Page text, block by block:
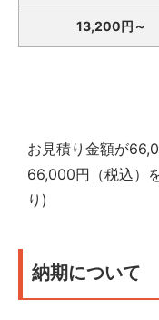
13,200円～
お見積り金額が
66,000円（税込）
り)
納期について